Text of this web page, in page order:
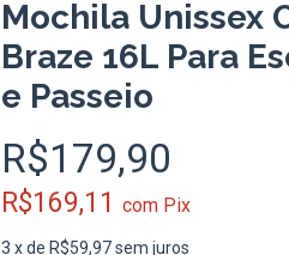
Mochila Unissex
Braze 16L Para
e Passeio
R$179,90
R$169,11 com Pix
3 x de R$59,97 sem juros